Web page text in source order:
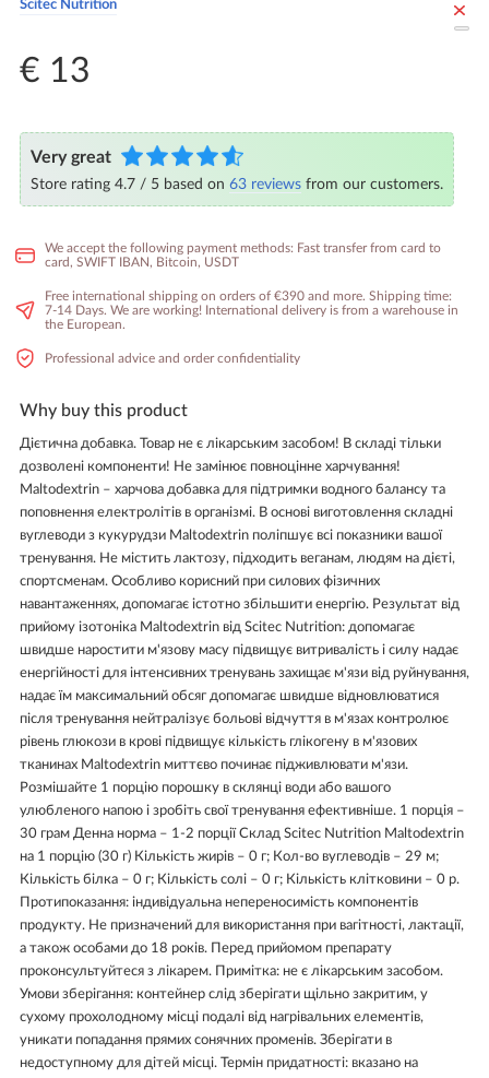
Scitec Nutrition
€ 13
Very great
Store rating 4.7 / 5 based on 63 reviews from our customers.
We accept the following payment methods: Fast transfer from card to
card, SWIFT IBAN, Bitcoin, USDT
Free international shipping on orders of €390 and more. Shipping time:
7-14 Days. We are working! International delivery is from a warehouse in
the European.
Professional advice and order confidentiality
Why buy this product
Дієтична добавка. Товар не є лікарським засобом! В складі тільки
дозволені компоненти! Не замінює повноцінне харчування!
Maltodextrin – харчова добавка для підтримки водного балансу та
поповнення електролітів в організмі. В основі виготовлення складні
вуглеводи з кукурудзи Maltodextrin поліпшує всі показники вашої
тренування. Не містить лактозу, підходить веганам, людям на дієті,
спортсменам. Особливо корисний при силових фізичних
навантаженнях, допомагає істотно збільшити енергію. Результат від
прийому ізотоніка Maltodextrin від Scitec Nutrition: допомагає
швидше наростити м'язову масу підвищує витривалість і силу надає
енергійності для інтенсивних тренувань захищає м'язи від руйнування,
надає їм максимальний обсяг допомагає швидше відновлюватися
після тренування нейтралізує больові відчуття в м'язах контролює
рівень глюкози в крові підвищує кількість глікогену в м'язових
тканинах Maltodextrin миттєво починає підживлювати м'язи.
Розмішайте 1 порцію порошку в склянці води або вашого
улюбленого напою і зробіть свої тренування ефективніше. 1 порція –
30 грам Денна норма – 1-2 порції Склад Scitec Nutrition Maltodextrin
на 1 порцію (30 г) Кількість жирів – 0 г; Кол-во вуглеводів – 29 м;
Кількість білка – 0 г; Кількість солі – 0 г; Кількість клітковини – 0 р.
Протипоказання: індивідуальна непереносимість компонентів
продукту. Не призначений для використання при вагітності, лактації,
а також особами до 18 років. Перед прийомом препарату
проконсультуйтеся з лікарем. Примітка: не є лікарським засобом.
Умови зберігання: контейнер слід зберігати щільно закритим, у
сухому прохолодному місці подалі від нагрівальних елементів,
уникати попадання прямих сонячних променів. Зберігати в
недоступному для дітей місці. Термін придатності: вказано на